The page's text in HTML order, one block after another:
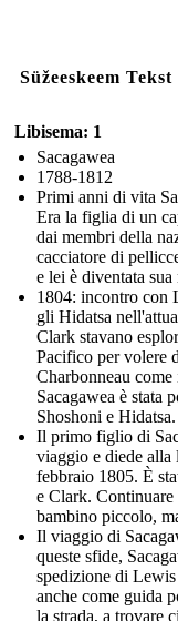
Süžeeskeem Tekst
Libisema: 1
Sacagawea
1788-1812
Primi anni di vita
Era la figlia di un
dai membri della
cacciatore di
e lei è diventata sua
1804: incontro con
gli Hidatsa
Clark stavano
Pacifico per volere
Charbonneau come
Sacagawea è stata
Shoshoni e Hidatsa.
Il primo figlio di
viaggio e diede alla
febbraio 1805. È
e Clark.
bambino piccolo,
Il viaggio di
queste sfide,
spedizione di
anche come guida
la strada, a trovare